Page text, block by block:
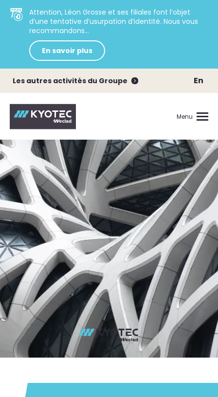
Attention, Léon Grosse et ses filiales font l’objet
d’une tentative d’usurpation d’identité. Nous vous
recommandons...
En savoir plus
Les autres activités du Groupe En
Menu